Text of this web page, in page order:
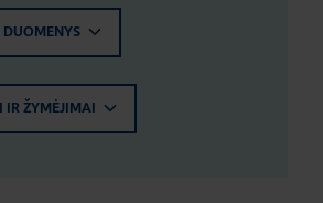
DUOMENYS
IR ŽYMĖJIMAI